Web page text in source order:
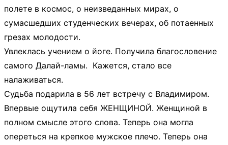
полете в космос, о неизведанных мирах, о
сумасшедших студенческих вечерах, об потаенных
грезах молодости.
Увлеклась учением о йоге. Получила благословение
самого Далай-ламы. Кажется, стало все
налаживаться.
Судьба подарила в 56 лет встречу с Владимиром.
Впервые ощутила себя ЖЕНЩИНОЙ. Женщиной в
полном смысле этого слова. Теперь она могла
опереться на крепкое мужское плечо. Теперь она